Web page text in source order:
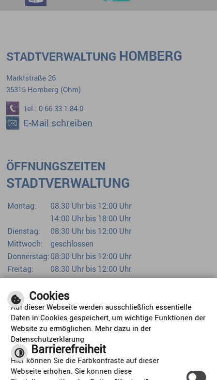
STADTVERWALTUNG HOMBERG
Marktstraße 26
35315 Homberg (Ohm)
Tel.: 0 66 33 1 84-0
E-Mail schreiben
ÖFFNUNGSZEITEN
STADTVERWALTUNG
Montag:
08:30 Uhr bis 12:00 Uhr
14:00 Uhr bis 18:00 Uhr
Dienstag:
08:30 Uhr bis 12:00 Uhr
Mittwoch:
geschlossen
Donnerstag:08:30 Uhr bis 12:00 Uhr
Freitag:
08:30 Uhr bis 12:00 Uhr
Bürgerbüro bereits ab 07:00 Uhr
ORTSPLAN
Cookies
Auf dieser Webseite werden ausschließlich essentielle
Daten in Cookies gespeichert, um wichtige Funktionen der
Website zu ermöglichen. Mehr dazu in der
Datenschutzerklärung
Barrierefreiheit
Hier können Sie die Farbkontraste auf dieser
Webseite erhöhen. Sie können diese